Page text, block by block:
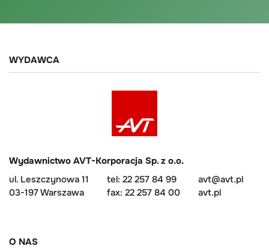
WYDAWCA
Wydawnictwo AVT-Korporacja Sp. z o.o.
ul. Leszczynowa 11
03-197 Warszawa
tel: 22 257 84 99
fax: 22 257 84 00
avt@avt.pl
avt.pl
O NAS